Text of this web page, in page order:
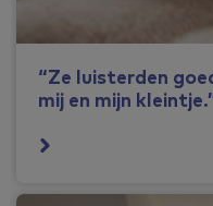
“Ze luisterden
mij en mijn